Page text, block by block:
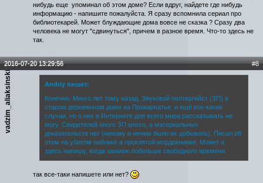
нибудь еще упоминал об этом доме? Если вдруг, найдете где нибудь
информацию - напишите пожалуйста. Я сразу вспомнила сериал про
библиотекарей. Может блуждающие дома вовсе не сказка ? Сразу два
человека не могут "сдвинуться", причем в разное время. Что-то здесь не
так.
#8
2016-07-20 13:29:56
vadzim_aliaksinski
Andriy пишет:
Конечно. Много лет тому назад. Звуковой полтергейст (ЗП) в
старом деревянном доме на Прикарпатье, и ещё кое-какие
случаи, но о них в Интернете для всего мира рассказывать не
могу. Свидетелей оного ЗП много, а материальных
доказательств нет (некому и нечем было их добывать). Писал об
этом на убитом паблике в проклятой мордокнижке. Может и
здесь напишу, когда заимею побольше свободного времени.
так все-таки напишете или нет?